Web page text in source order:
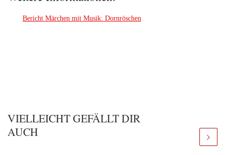
Bericht Märchen mit Musik: Dornröschen
VIELLEICHT GEFÄLLT DIR
AUCH